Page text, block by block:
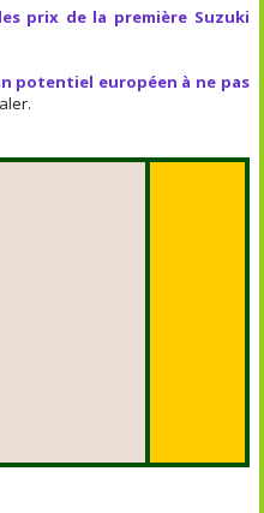
prix de la première Suzuki
potentiel européen à ne pas